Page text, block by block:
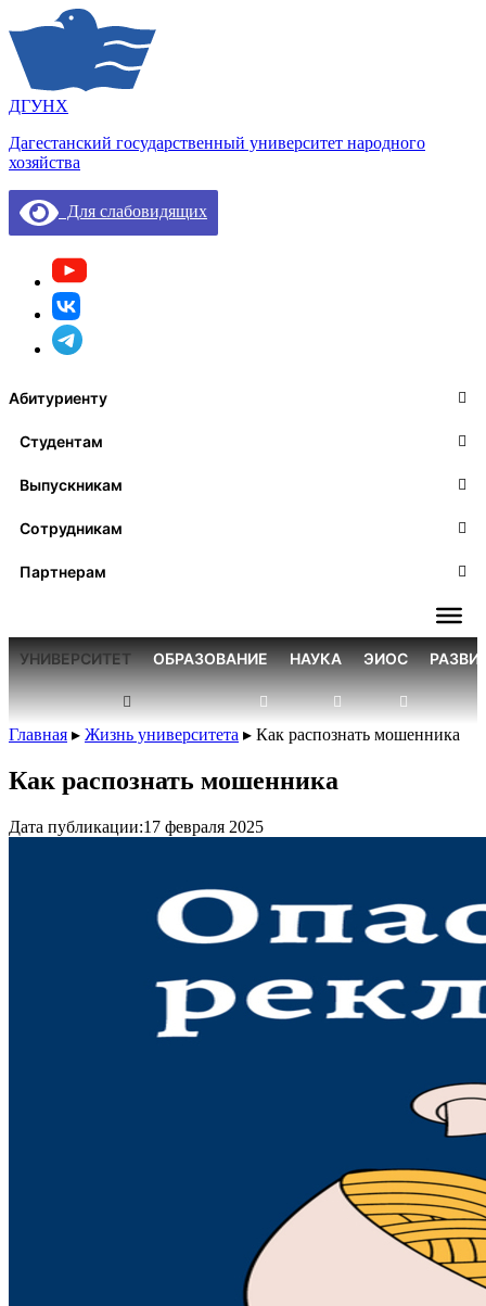
ДГУНХ
Дагестанский государственный университет народного
хозяйства
Для слабовидящих
Абитуриенту
Студентам
Выпускникам
Сотрудникам
Партнерам
УНИВЕРСИТЕТ ОБРАЗОВАНИЕ НАУКА ЭИОС
Главная ▸ Жизнь университета ▸ Как распознать мошенника
Как распознать мошенника
Дата публикации:17 февраля 2025